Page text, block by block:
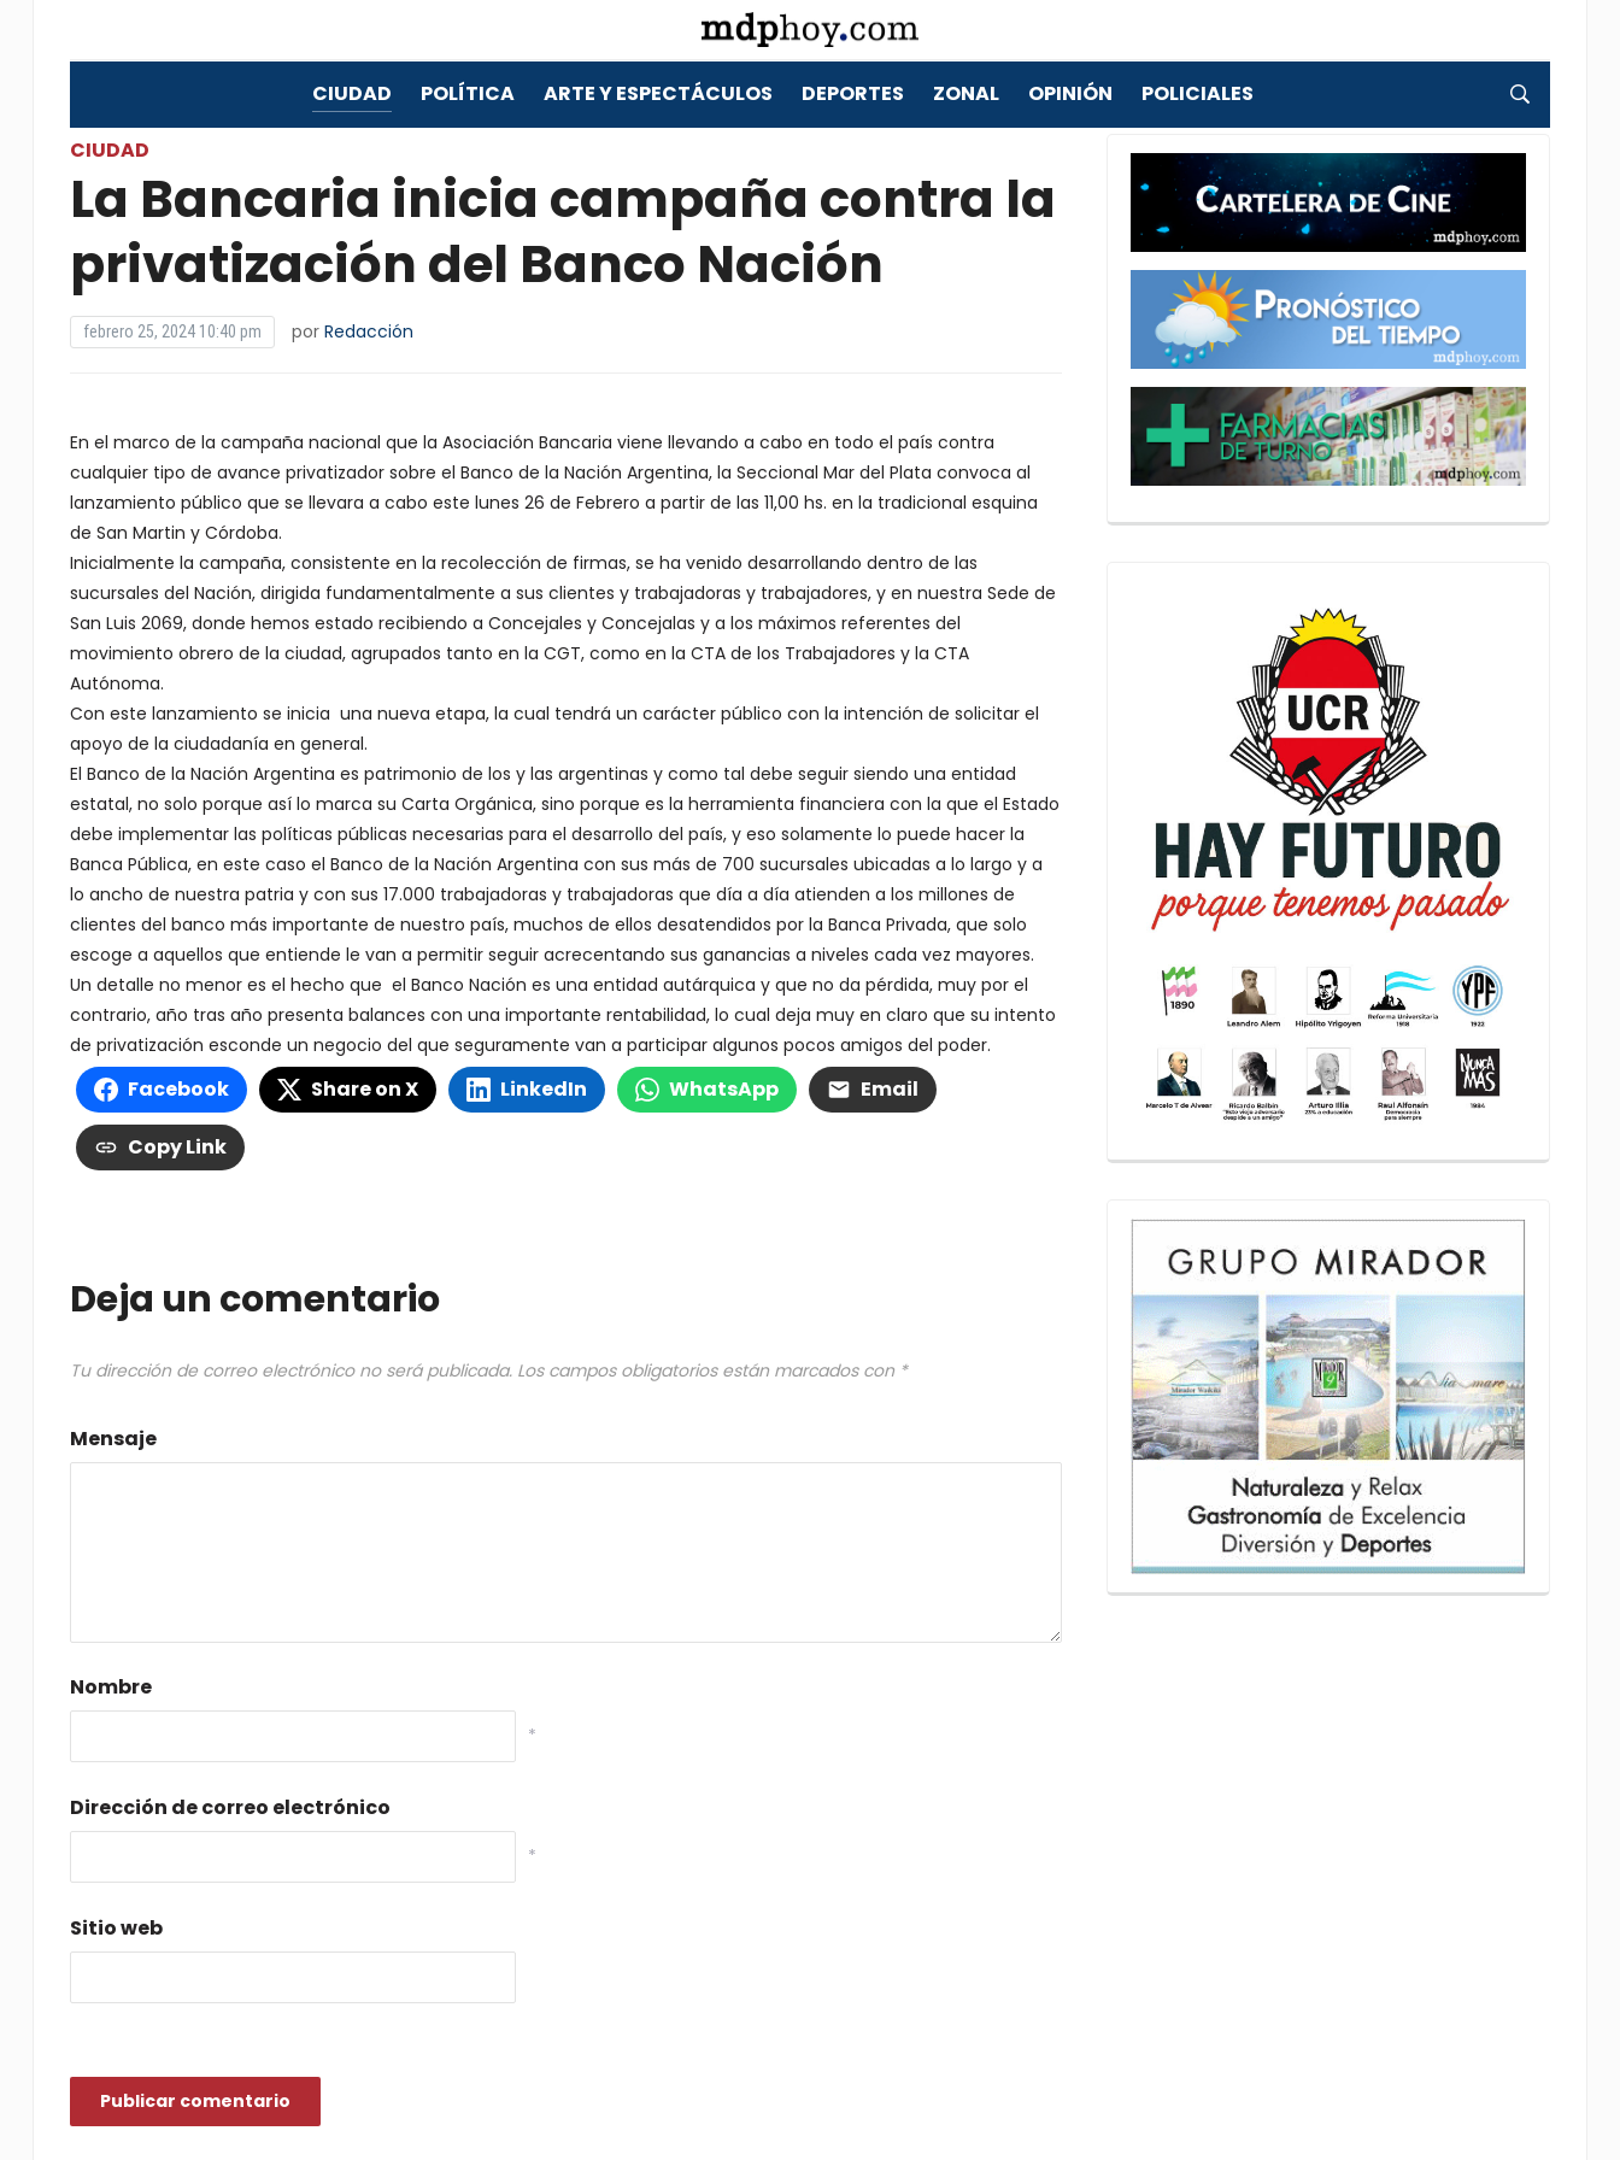
CIUDAD POLÍTICA ARTE Y ESPECTÁCULOS DEPORTES ZONAL OPINIÓN POLICIALES
CIUDAD
La Bancaria inicia campaña contra la
privatización del Banco Nación
febrero 25, 2024 10:40 pm por Redacción
En el marco de la campaña nacional que la Asociación Bancaria viene llevando a cabo en todo el país contra
cualquier tipo de avance privatizador sobre el Banco de la Nación Argentina, la Seccional Mar del Plata convoca al
lanzamiento público que se llevara a cabo este lunes 26 de Febrero a partir de las 11,00 hs. en la tradicional esquina
de San Martin y Córdoba.
Inicialmente la campaña, consistente en la recolección de firmas, se ha venido desarrollando dentro de las
sucursales del Nación, dirigida fundamentalmente a sus clientes y trabajadoras y trabajadores, y en nuestra Sede de
San Luis 2069, donde hemos estado recibiendo a Concejales y Concejalas y a los máximos referentes del
movimiento obrero de la ciudad, agrupados tanto en la CGT, como en la CTA de los Trabajadores y la CTA
Autónoma.
Con este lanzamiento se inicia una nueva etapa, la cual tendrá un carácter público con la intención de solicitar el
apoyo de la ciudadanía en general.
El Banco de la Nación Argentina es patrimonio de los y las argentinas y como tal debe seguir siendo una entidad
estatal, no solo porque así lo marca su Carta Orgánica, sino porque es la herramienta financiera con la que el Estado
debe implementar las políticas públicas necesarias para el desarrollo del país, y eso solamente lo puede hacer la
Banca Pública, en este caso el Banco de la Nación Argentina con sus más de 700 sucursales ubicadas a lo largo y a
lo ancho de nuestra patria y con sus 17.000 trabajadoras y trabajadoras que día a día atienden a los millones de
clientes del banco más importante de nuestro país, muchos de ellos desatendidos por la Banca Privada, que solo
escoge a aquellos que entiende le van a permitir seguir acrecentando sus ganancias a niveles cada vez mayores.
Un detalle no menor es el hecho que el Banco Nación es una entidad autárquica y que no da pérdida, muy por el
contrario, año tras año presenta balances con una importante rentabilidad, lo cual deja muy en claro que su intento
de privatización esconde un negocio del que seguramente van a participar algunos pocos amigos del poder.
Facebook Share on X LinkedIn WhatsApp Email
Copy Link
Deja un comentario
Tu dirección de correo electrónico no será publicada. Los campos obligatorios están marcados con *
Mensaje
Nombre
*
Dirección de correo electrónico
*
Sitio web